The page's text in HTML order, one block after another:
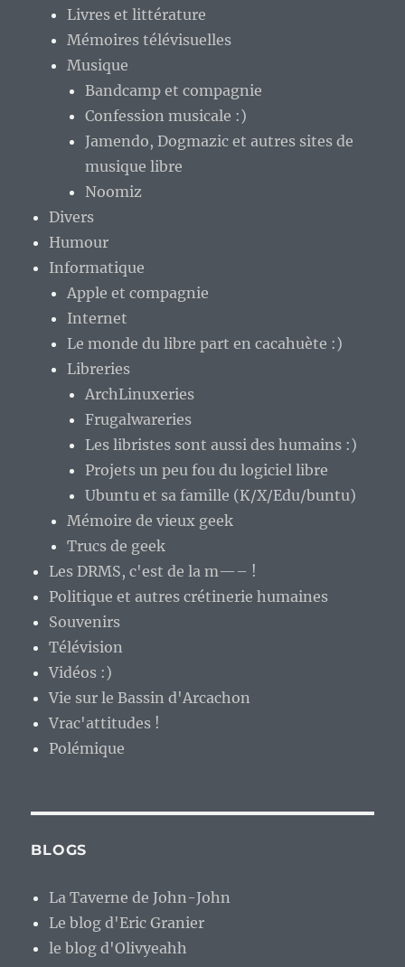
Livres et littérature
Mémoires télévisuelles
Musique
Bandcamp et compagnie
Confession musicale :)
Jamendo, Dogmazic et autres sites de
musique libre
Noomiz
Divers
Humour
Informatique
Apple et compagnie
Internet
Le monde du libre part en cacahuète :)
Libreries
ArchLinuxeries
Frugalwareries
Les libristes sont aussi des humains :)
Projets un peu fou du logiciel libre
Ubuntu et sa famille (K/X/Edu/buntu)
Mémoire de vieux geek
Trucs de geek
Les DRMS, c'est de la m—– !
Politique et autres crétinerie humaines
Souvenirs
Télévision
Vidéos :)
Vie sur le Bassin d'Arcachon
Vrac'attitudes !
Polémique
BLOGS
La Taverne de John-John
Le blog d'Eric Granier
le blog d'Olivyeahh